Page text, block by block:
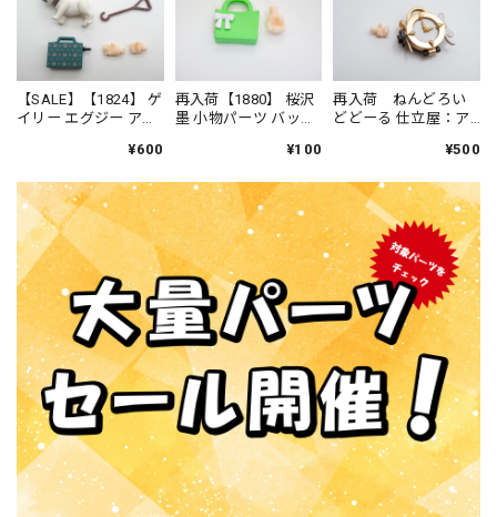
【SALE】【1824】 ゲ
イリー エグジー アン
リーフケース型の銃
ど
¥600
再入荷【1880】 桜沢
墨 小物パーツ バッ
¥100
再入荷 ねんどろい
どどーる 仕立屋：ア
¥500